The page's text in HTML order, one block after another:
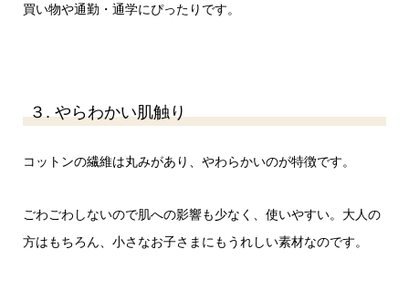
買い物や通勤・通学にぴったりです。
３. やらわかい肌触り
コットンの繊維は丸みがあり、やわらかいのが特徴です。
ごわごわしないので肌への影響も少なく、使いやすい。大人の
方はもちろん、小さなお子さまにもうれしい素材なのです。